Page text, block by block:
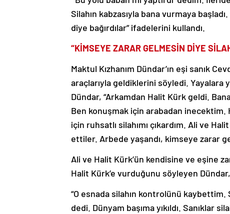
Silahın kabzasıyla bana vurmaya
diye bağırdılar” ifadelerini kullandı.
“KİMSEYE ZARAR GELMESİN DİYE
Maktul Kızhanım Dündar’ın eşi sanık
araçlarıyla geldiklerini söyledi.
Dündar, “Arkamdan Halit Kürk geldi.
Ben konuşmak için arabadan inecektim.
için ruhsatlı silahımı çıkardım. Ali ve
ettiler. Arbede yaşandı, kimseye zarar
Ali ve Halit Kürk’ün kendisine ve eşine
Halit Kürk’e vurduğunu söyleyen
“O esnada silahın kontrolünü kaybettim.
dedi. Dünyam başıma yıkıldı. Sanıklar